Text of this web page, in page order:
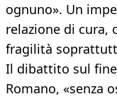
ognuno». Un
relazione di cura,
fragilità
Il dibattito sul
Romano, «senza